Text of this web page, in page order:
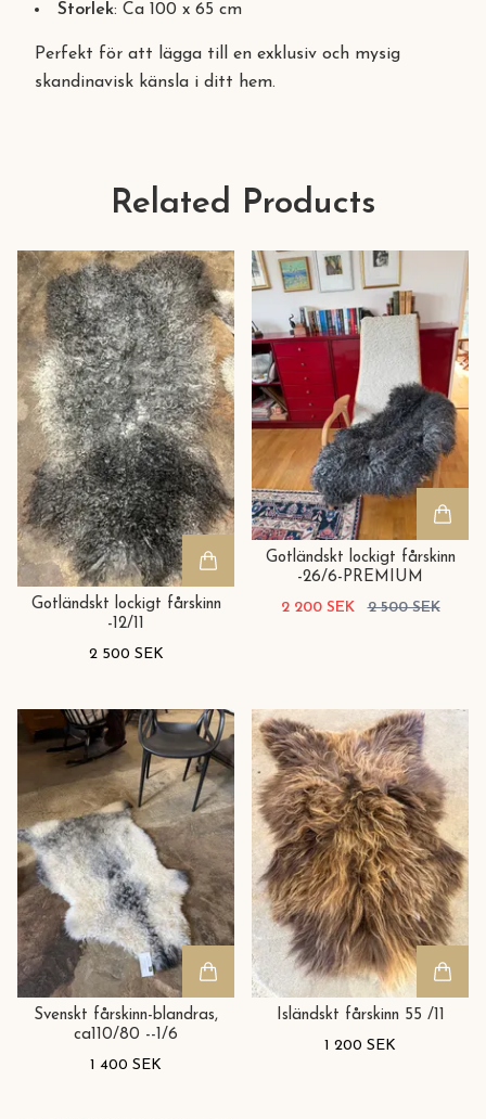
Storlek: Ca 100 x 65 cm
Perfekt för att lägga till en exklusiv och mysig
skandinavisk känsla i ditt hem.
Related Products
Gotländskt lockigt fårskinn
-12/11
2 500 SEK
Gotländskt lockigt fårskinn
-26/6-PREMIUM
2 200 SEK
2 500 SEK
Svenskt fårskinn-blandras,
ca110/80 --1/6
1 400 SEK
Isländskt fårskinn 55 /11
1 200 SEK